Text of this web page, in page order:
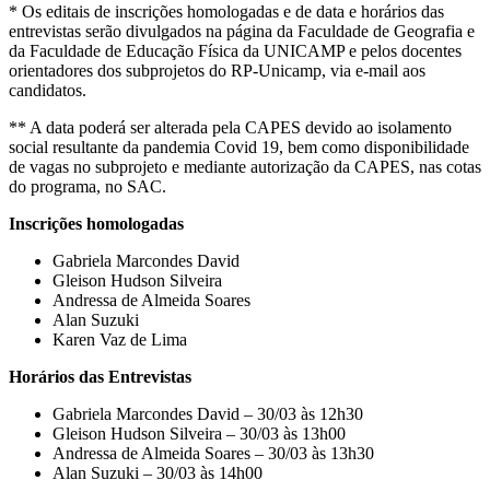
* Os editais de inscrições homologadas e de data e horários das
entrevistas serão divulgados na página da Faculdade de Geografia e
da Faculdade de Educação Física da UNICAMP e pelos docentes
orientadores dos subprojetos do RP-Unicamp, via e-mail aos
candidatos.
** A data poderá ser alterada pela CAPES devido ao isolamento
social resultante da pandemia Covid 19, bem como disponibilidade
de vagas no subprojeto e mediante autorização da CAPES, nas cotas
do programa, no SAC.
Inscrições homologadas
Gabriela Marcondes David
Gleison Hudson Silveira
Andressa de Almeida Soares
Alan Suzuki
Karen Vaz de Lima
Horários das Entrevistas
Gabriela Marcondes David – 30/03 às 12h30
Gleison Hudson Silveira – 30/03 às 13h00
Andressa de Almeida Soares – 30/03 às 13h30
Alan Suzuki – 30/03 às 14h00